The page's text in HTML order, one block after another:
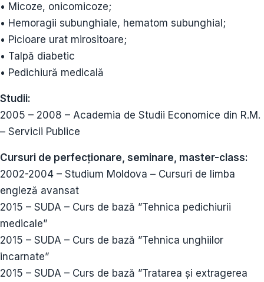
• Micoze, onicomicoze;
• Hemoragii subunghiale, hematom subunghial;
• Picioare urat mirositoare;
• Talpă diabetic
• Pedichiură medicală
Studii:
2005 – 2008 – Academia de Studii Economice din R.M.
– Servicii Publice
Cursuri de perfecționare, seminare, master-class:
2002-2004 – Studium Moldova – Cursuri de limba
engleză avansat
2015 – SUDA – Curs de bază ”Tehnica pedichiurii
medicale”
2015 – SUDA – Curs de bază ”Tehnica unghiilor
incarnate”
2015 – SUDA – Curs de bază ”Tratarea și extragerea